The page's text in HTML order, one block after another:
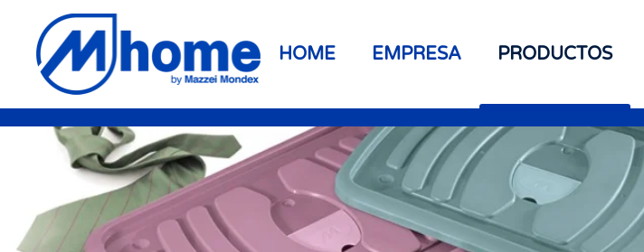
Ir al contenido principal HOME EMPRESA PRODUCTOS